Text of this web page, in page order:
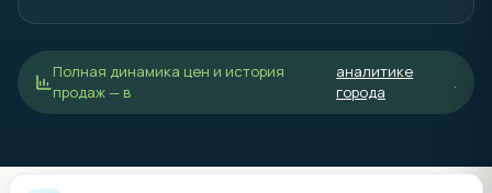
Полная динамика цен и история
продаж — в
аналитике
города
.